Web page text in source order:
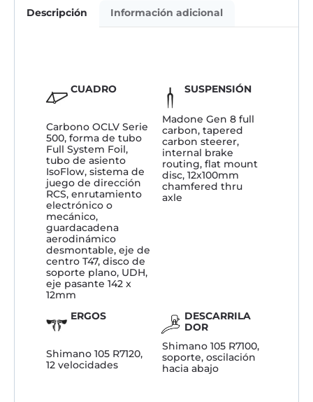
Descripción Información adicional
CUADRO
Carbono OCLV Serie
500, forma de tubo
Full System Foil,
tubo de asiento
IsoFlow, sistema de
juego de dirección
RCS, enrutamiento
electrónico o
mecánico,
guardacadena
aerodinámico
desmontable, eje de
centro T47, disco de
soporte plano, UDH,
eje pasante 142 x
12mm
SUSPENSIÓN
Madone Gen 8 full
carbon, tapered
carbon steerer,
internal brake
routing, flat mount
disc, 12x100mm
chamfered thru
axle
ERGOS
Shimano 105 R7120,
12 velocidades
DESCARRILA
DOR
Shimano 105 R7100,
soporte, oscilación
hacia abajo